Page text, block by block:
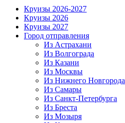
Круизы 2026-2027
Круизы 2026
Круизы 2027
Город отправления
Из Астрахани
Из Волгограда
Из Казани
Из Москвы
Из Нижнего Новгорода
Из Самары
Из Санкт-Петербурга
Из Бреста
Из Мозыря